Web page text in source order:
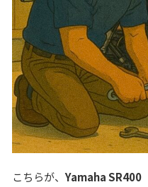
こちらが、Yamaha SR400